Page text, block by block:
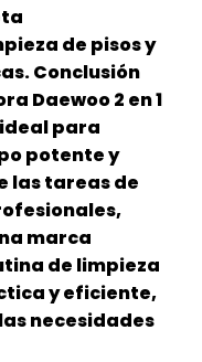
de pisos y
Conclusión
Daewoo 2 en 1
ideal para
potente y
las tareas de
marca
de limpieza
y eficiente,
necesidades